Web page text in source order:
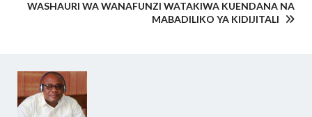
WASHAURI WA WANAFUNZI WATAKIWA KUENDANA NA
MABADILIKO YA KIDIJITALI